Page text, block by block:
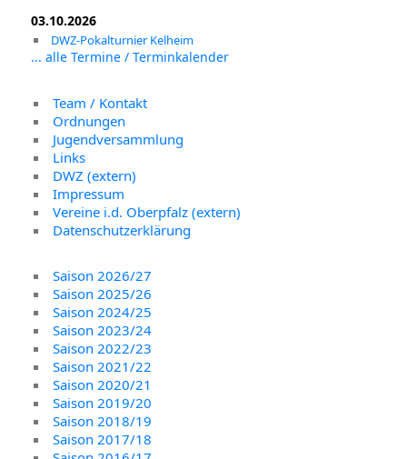
03.10.2026
DWZ-Pokalturnier Kelheim
... alle Termine / Terminkalender
Team / Kontakt
Ordnungen
Jugendversammlung
Links
DWZ (extern)
Impressum
Vereine i.d. Oberpfalz (extern)
Datenschutzerklärung
Saison 2026/27
Saison 2025/26
Saison 2024/25
Saison 2023/24
Saison 2022/23
Saison 2021/22
Saison 2020/21
Saison 2019/20
Saison 2018/19
Saison 2017/18